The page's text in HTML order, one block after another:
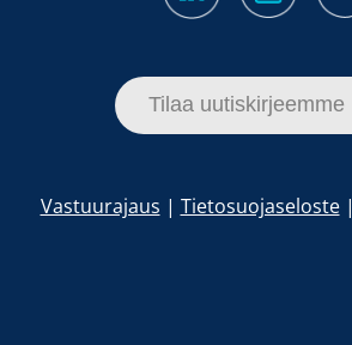
Tilaa uutiskirjeemme
Vastuurajaus | Tietosuojaseloste|